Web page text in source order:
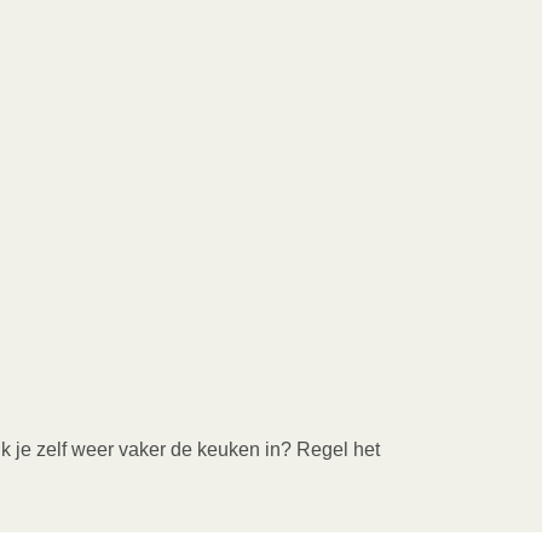
je zelf weer vaker de keuken in? Regel het